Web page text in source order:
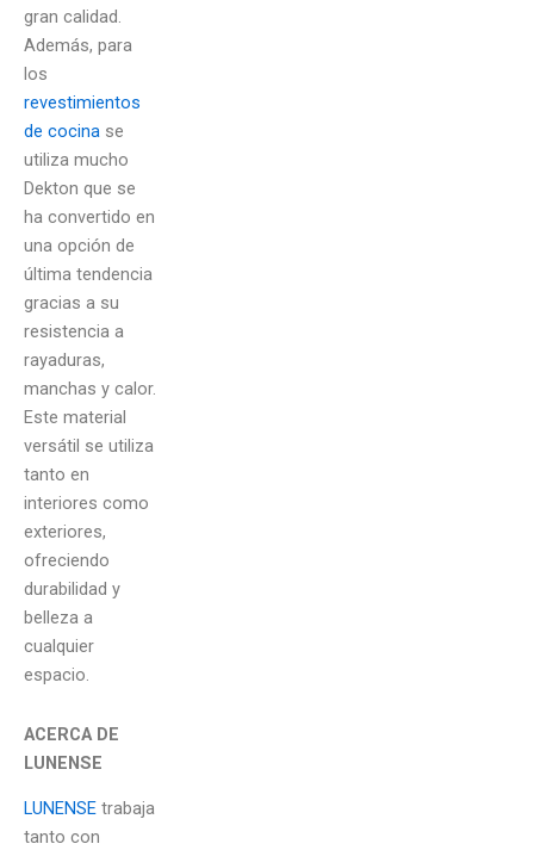
gran calidad.
Además, para
los
revestimientos
de cocina se
utiliza mucho
Dekton que se
ha convertido en
una opción de
última tendencia
gracias a su
resistencia a
rayaduras,
manchas y calor.
Este material
versátil se utiliza
tanto en
interiores como
exteriores,
ofreciendo
durabilidad y
belleza a
cualquier
espacio.
ACERCA DE
LUNENSE
LUNENSE trabaja
tanto con